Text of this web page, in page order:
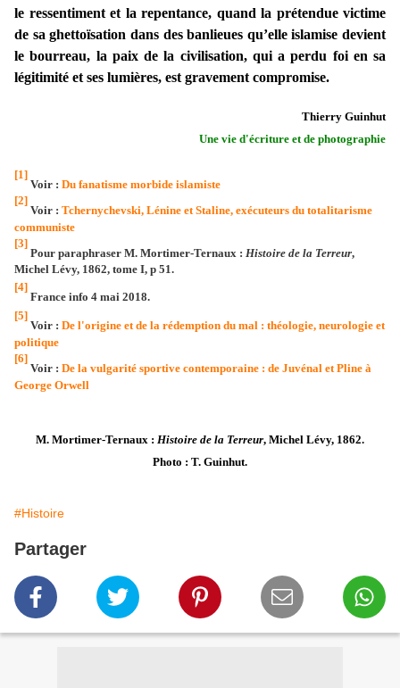
le ressentiment et la repentance, quand la prétendue victime
de sa ghettoïsation dans des banlieues qu’elle islamise devient
le bourreau, la paix de la civilisation, qui a perdu foi en sa
légitimité et ses lumières, est gravement compromise.
Thierry Guinhut
Une vie d'écriture et de photographie
[1]
Voir : Du fanatisme morbide islamiste
[2]
Voir : Tchernychevski, Lénine et Staline, exécuteurs du totalitarisme
communiste
[3]
Pour paraphraser M. Mortimer-Ternaux : Histoire de la Terreur,
Michel Lévy, 1862, tome I, p 51.
[4]
France info 4 mai 2018.
[5]
Voir : De l'origine et de la rédemption du mal : théologie, neurologie et
politique
[6]
Voir : De la vulgarité sportive contemporaine : de Juvénal et Pline à
George Orwell
M. Mortimer-Ternaux : Histoire de la Terreur, Michel Lévy, 1862.
Photo : T. Guinhut.
#Histoire
Partager